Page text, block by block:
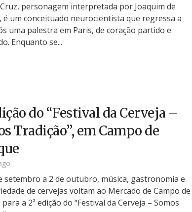
personagem interpretada por Joaquim de
é um conceituado neurocientista que regressa a
uma palestra em Paris, de coração partido e
Enquanto se...
do “Festival da Cerveja –
Tradição”, em Campo de
setembro a 2 de outubro, música, gastronomia e
de cervejas voltam ao Mercado de Campo de
a 2ª edição do “Festival da Cerveja – Somos